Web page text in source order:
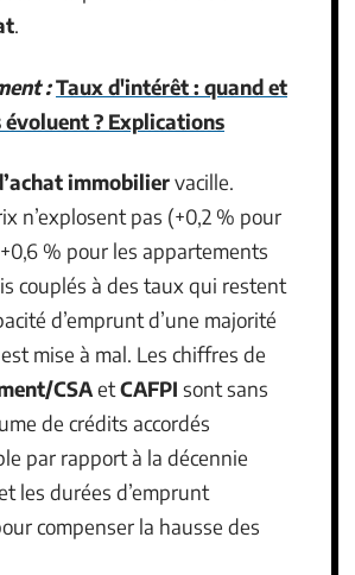
.
:Taux d'intérêt : quand et
? Explications
immobiliervacille.
n’explosent pas (+0,2 % pour
% pour les appartements
couplés à des taux qui restent
d’emprunt d’une majorité
mise à mal. Les chiffres de
CSAetCAFPI sont sans
de crédits accordés
par rapport à la décennie
les durées d’emprunt
compenser la hausse des